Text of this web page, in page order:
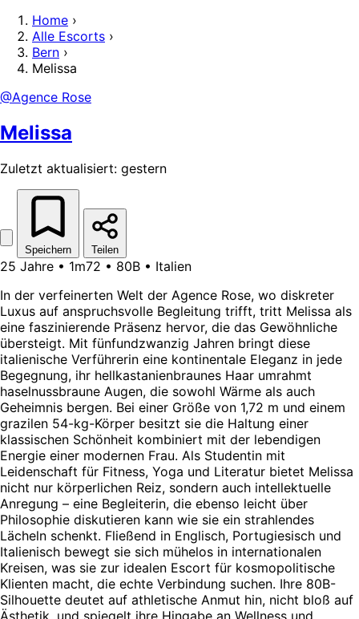
Home ›
Alle Escorts ›
Bern ›
Melissa
@Agence Rose
Melissa
Zuletzt aktualisiert: gestern
Speichern Teilen
25 Jahre • 1m72 • 80B • Italien
In der verfeinerten Welt der Agence Rose, wo diskreter
Luxus auf anspruchsvolle Begleitung trifft, tritt Melissa als
eine faszinierende Präsenz hervor, die das Gewöhnliche
übersteigt. Mit fünfundzwanzig Jahren bringt diese
italienische Verführerin eine kontinentale Eleganz in jede
Begegnung, ihr hellkastanienbraunes Haar umrahmt
haselnussbraune Augen, die sowohl Wärme als auch
Geheimnis bergen. Bei einer Größe von 1,72 m und einem
grazilen 54-kg-Körper besitzt sie die Haltung einer
klassischen Schönheit kombiniert mit der lebendigen
Energie einer modernen Frau. Als Studentin mit
Leidenschaft für Fitness, Yoga und Literatur bietet Melissa
nicht nur körperlichen Reiz, sondern auch intellektuelle
Anregung – eine Begleiterin, die ebenso leicht über
Philosophie diskutieren kann wie sie ein strahlendes
Lächeln schenkt. Fließend in Englisch, Portugiesisch und
Italienisch bewegt sie sich mühelos in internationalen
Kreisen, was sie zur idealen Escort für kosmopolitische
Klienten macht, die echte Verbindung suchen. Ihre 80B-
Silhouette deutet auf athletische Anmut hin, nicht bloß auf
Ästhetik, und spiegelt ihre Hingabe an Wellness und